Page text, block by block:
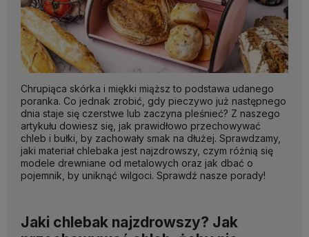
Jaki chlebak najzdrowszy? Jak
Chrupiąca skórka i miękki miąższ to podstawa udanego
poranka. Co jednak zrobić, gdy pieczywo już następnego
dnia staje się czerstwe lub zaczyna pleśnieć? Z naszego
artykułu dowiesz się, jak prawidłowo przechowywać
chleb i bułki, by zachowały smak na dłużej. Sprawdzamy,
jaki materiał chlebaka jest najzdrowszy, czym różnią się
modele drewniane od metalowych oraz jak dbać o
pojemnik, by uniknąć wilgoci. Sprawdź nasze porady!